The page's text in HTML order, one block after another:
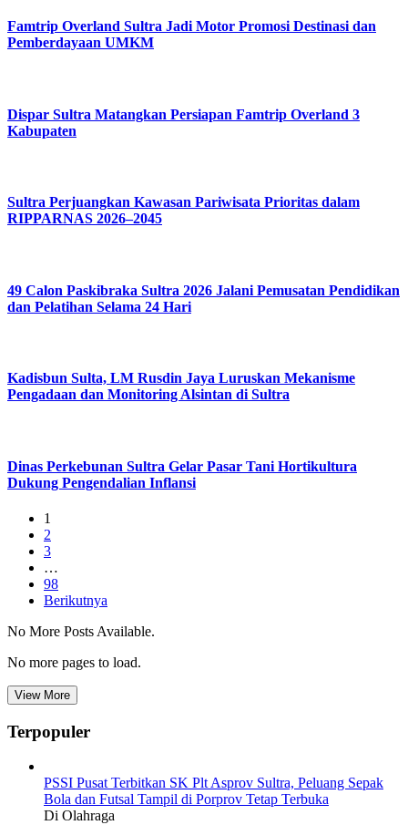
Famtrip Overland Sultra Jadi Motor Promosi Destinasi dan
Pemberdayaan UMKM
Dispar Sultra Matangkan Persiapan Famtrip Overland 3
Kabupaten
Sultra Perjuangkan Kawasan Pariwisata Prioritas dalam
RIPPARNAS 2026–2045
49 Calon Paskibraka Sultra 2026 Jalani Pemusatan Pendidikan
dan Pelatihan Selama 24 Hari
Kadisbun Sulta, LM Rusdin Jaya Luruskan Mekanisme
Pengadaan dan Monitoring Alsintan di Sultra
Dinas Perkebunan Sultra Gelar Pasar Tani Hortikultura
Dukung Pengendalian Inflansi
1
2
3
…
98
Berikutnya
No More Posts Available.
No more pages to load.
View More
Terpopuler
PSSI Pusat Terbitkan SK Plt Asprov Sultra, Peluang Sepak
Bola dan Futsal Tampil di Porprov Tetap Terbuka
Di Olahraga